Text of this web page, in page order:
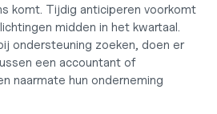
komt. Tijdig anticiperen voorkomt
midden in het kwartaal.
ondersteuning zoeken, doen er
een accountant of
naarmate hun onderneming